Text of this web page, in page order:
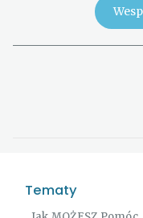
Tematy